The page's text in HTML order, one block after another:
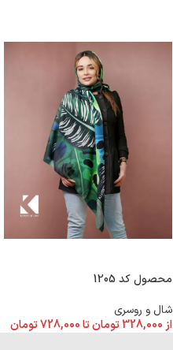
محصول کد 1205
شال و روسری
از 328,000تومانتا728,000تومان